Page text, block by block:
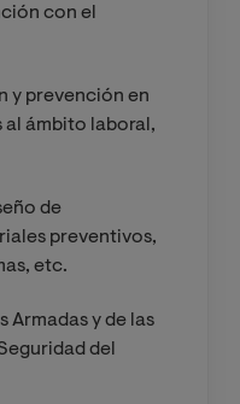
con el
y prevención en
ámbito laboral,
de
preventivos,
etc.
Armadas y de las
del